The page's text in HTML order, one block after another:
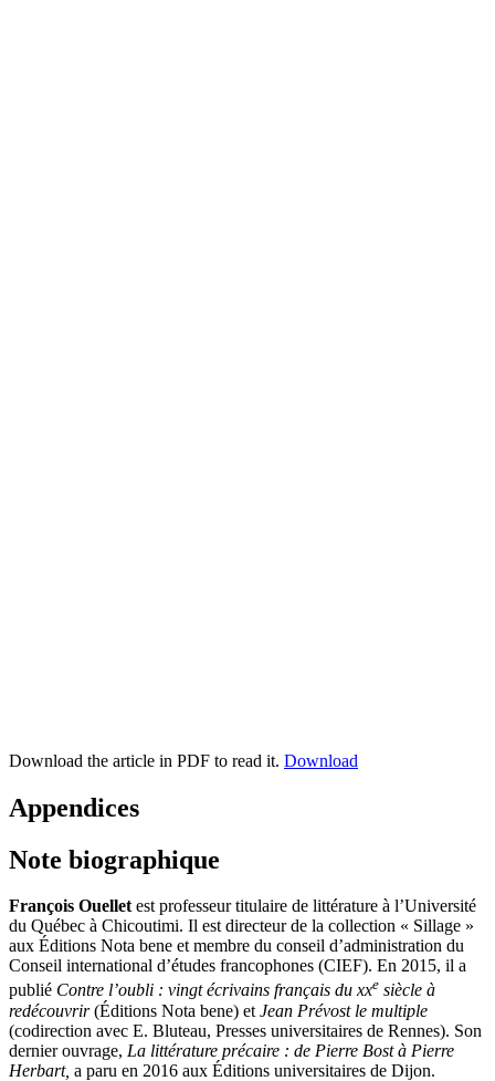
Download the article in PDF to read it. Download
Appendices
Note biographique
François Ouelletest professeur titulaire de littérature à l’Université
du Québec à Chicoutimi. Il est directeur de la collection « Sillage »
aux Éditions Nota bene et membre du conseil d’administration du
Conseil international d’études francophones (CIEF). En 2015, il a
publié Contre l’oubli : vingt écrivains français duxxe siècle à
redécouvrir(Éditions Nota bene) et Jean Prévost le multiple
(codirection avec E. Bluteau, Presses universitaires de Rennes). Son
dernier ouvrage, La littérature précaire : de Pierre Bost à Pierre
Herbart, a paru en 2016 aux Éditions universitaires de Dijon.